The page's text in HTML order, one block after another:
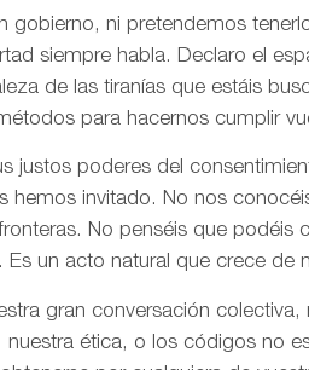
gobierno, ni pretendemos
siempre habla. Declaro el
de las tiranías que estáis
para hacernos cumplir
justos poderes del
hemos invitado. No nos
No penséis que
un acto natural que crece de
gran conversación
nuestra ética, o los códigos no